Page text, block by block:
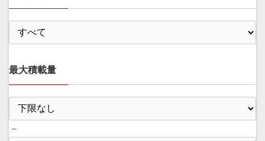
最大積載量
～